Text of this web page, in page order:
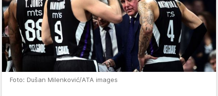
Foto: Dušan Milenković/ATA images